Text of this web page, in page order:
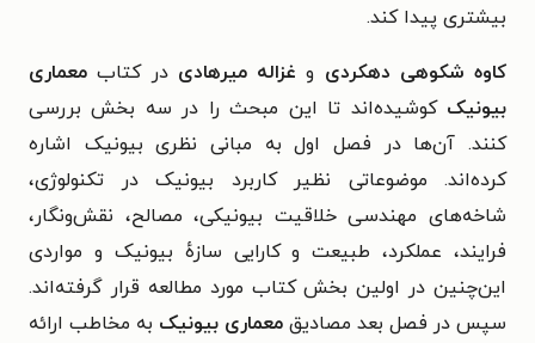
بیشتری پیدا کند.
کاوه شکوهی دهکردی و غزاله میرهادی در کتاب معماری
بیونیک کوشیده‌اند تا این مبحث را در سه بخش بررسی
کنند. آن‌ها در فصل اول به مبانی نظری بیونیک اشاره
کرده‌اند. موضوعاتی نظیر کاربرد بیونیک در تکنولوژی،
شاخه‌های مهندسی خلاقیت بیونیکی، مصالح، نقش‌ونگار،
فرایند، عملکرد، طبیعت و کارایی سازه‌ٔ بیونیک و مواردی
این‌چنین در اولین بخش کتاب مورد مطالعه قرار گرفته‌اند.
سپس در فصل بعد مصادیق معماری بیونیک به مخاطب ارائه